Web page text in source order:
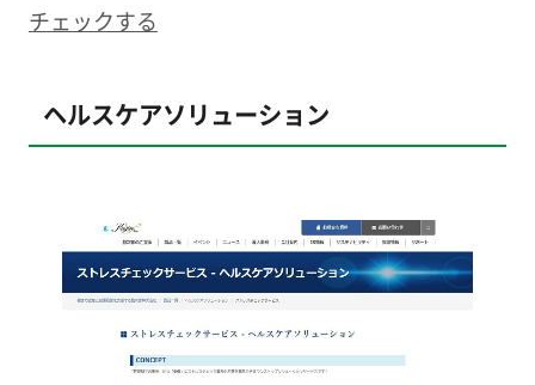
チェックする
ヘルスケアソリューション